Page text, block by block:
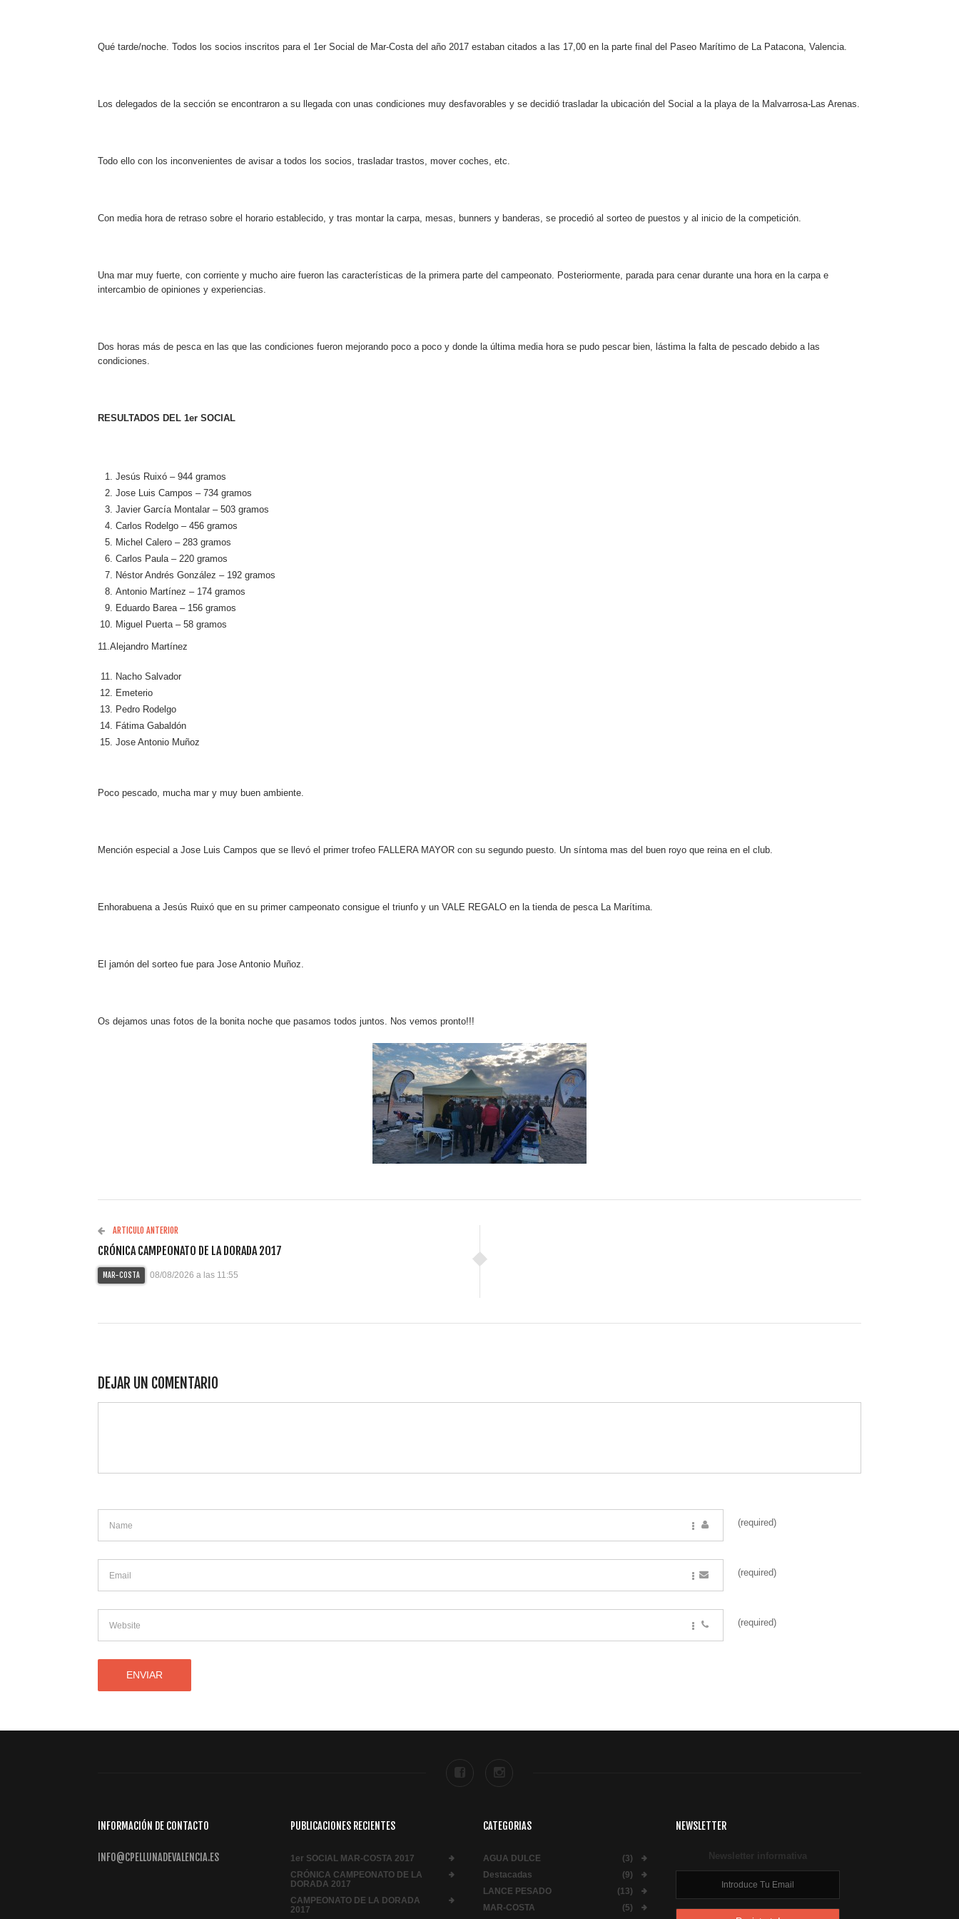
Qué tarde/noche. Todos los socios inscritos para el 1er Social de Mar-Costa del año 2017 estaban citados a las 17,00 en la parte final del Paseo Marítimo de La Patacona, Valencia.
Los delegados de la sección se encontraron a su llegada con unas condiciones muy desfavorables y se decidió trasladar la ubicación del Social a la playa de la Malvarrosa-Las Arenas.
Todo ello con los inconvenientes de avisar a todos los socios, trasladar trastos, mover coches, etc.
Con media hora de retraso sobre el horario establecido, y tras montar la carpa, mesas, bunners y banderas, se procedió al sorteo de puestos y al inicio de la competición.
Una mar muy fuerte, con corriente y mucho aire fueron las características de la primera parte del campeonato. Posteriormente, parada para cenar durante una hora en la carpa e
intercambio de opiniones y experiencias.
Dos horas más de pesca en las que las condiciones fueron mejorando poco a poco y donde la última media hora se pudo pescar bien, lástima la falta de pescado debido a las
condiciones.
RESULTADOS DEL 1er SOCIAL
Jesús Ruixó – 944 gramos
Jose Luis Campos – 734 gramos
Javier García Montalar – 503 gramos
Carlos Rodelgo – 456 gramos
Michel Calero – 283 gramos
Carlos Paula – 220 gramos
Néstor Andrés González – 192 gramos
Antonio Martínez – 174 gramos
Eduardo Barea – 156 gramos
Miguel Puerta – 58 gramos
11.Alejandro Martínez
Nacho Salvador
Emeterio
Pedro Rodelgo
Fátima Gabaldón
Jose Antonio Muñoz
Poco pescado, mucha mar y muy buen ambiente.
Mención especial a Jose Luis Campos que se llevó el primer trofeo FALLERA MAYOR con su segundo puesto. Un síntoma mas del buen royo que reina en el club.
Enhorabuena a Jesús Ruixó que en su primer campeonato consigue el triunfo y un VALE REGALO en la tienda de pesca La Marítima.
El jamón del sorteo fue para Jose Antonio Muñoz.
Os dejamos unas fotos de la bonita noche que pasamos todos juntos. Nos vemos pronto!!!
ARTICULO ANTERIOR
CRÓNICA CAMPEONATO DE LA DORADA 2017
MAR-COSTA 08/08/2026 a las 11:55
DEJAR UN COMENTARIO
(required)
(required)
(required)
INFORMACIÓN DE CONTACTO
INFO@CPELLUNADEVALENCIA.ES
PUBLICACIONES RECIENTES
1er SOCIAL MAR-COSTA 2017
CRÓNICA CAMPEONATO DE LA
DORADA 2017
CAMPEONATO DE LA DORADA
2017
CATEGORIAS
AGUA DULCE
(3)
Destacadas
(9)
LANCE PESADO
(13)
MAR-COSTA
(5)
NEWSLETTER
Newsletter informativa